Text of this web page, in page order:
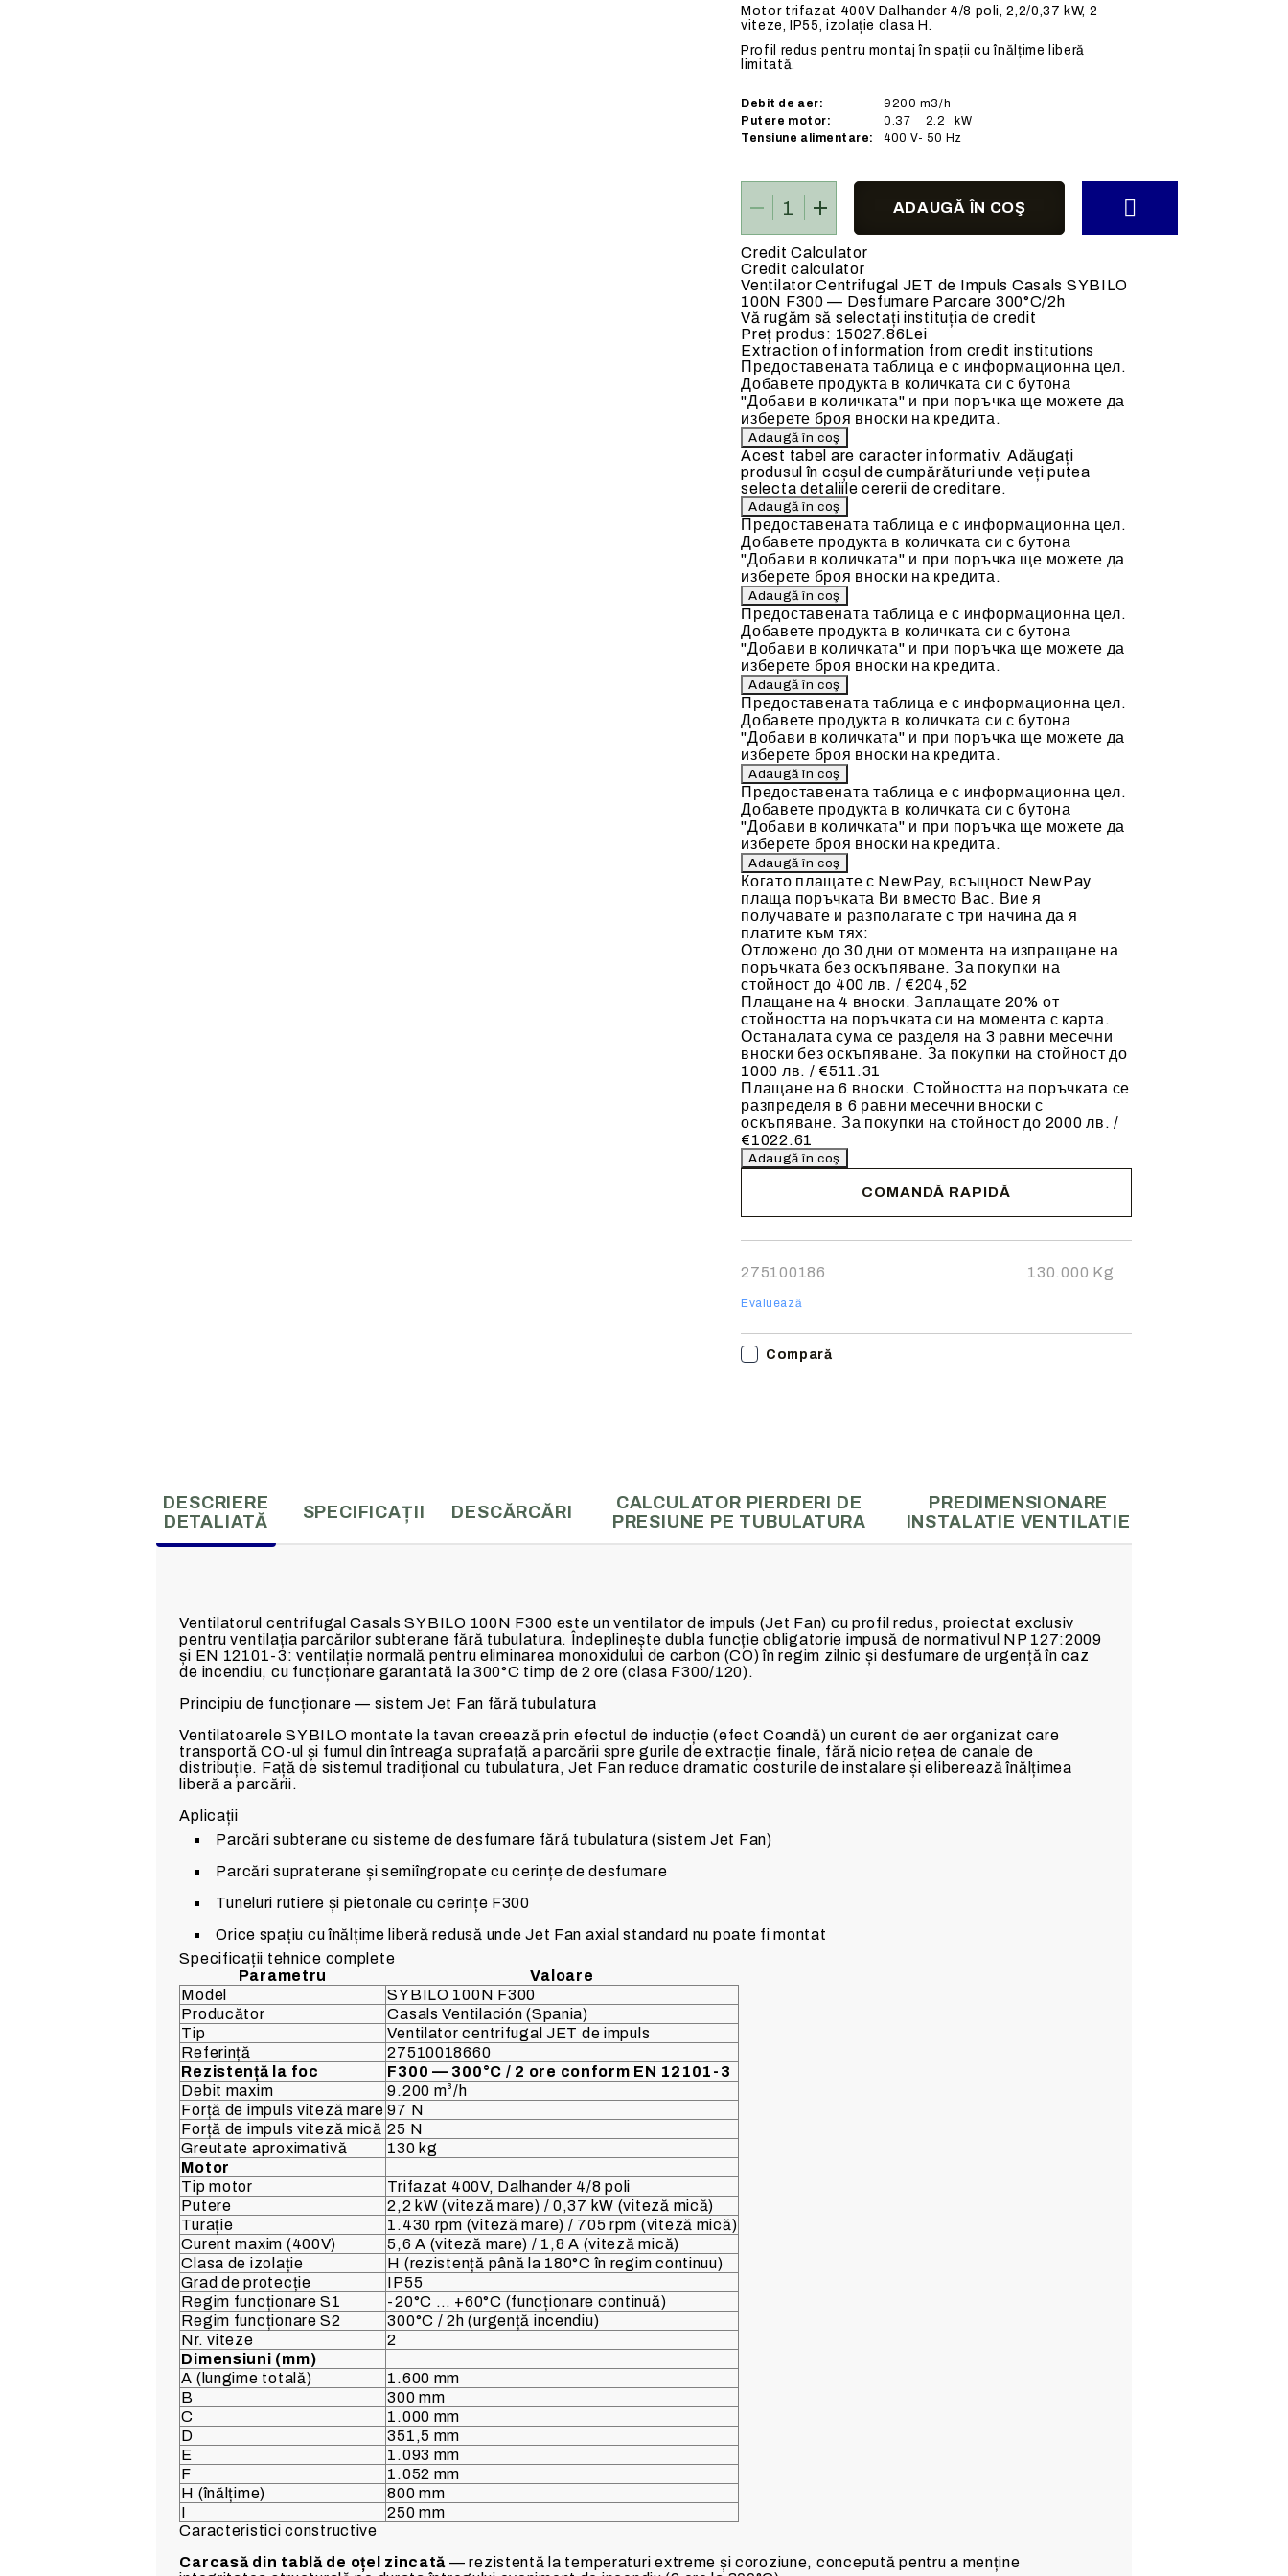
BATERII DE INCALZIRE
Clapete de reglaj
Accesorii si tubulatura
Accesorii ventilatoare
Motor trifazat 400V Dalhander 4/8 poli, 2,2/0,37 kW, 2
viteze, IP55, izolație clasa H.
Profil redus pentru montaj în spații cu înălțime liberă
limitată.
Debit de aer: 9200 m3/h
Putere motor:
0.37 2.2
kW
Tensiune alimentare:
400V- 50 Hz
Credit Calculator
Credit calculator
Ventilator Centrifugal JET de Impuls Casals SYBILO
100N F300 — Desfumare Parcare 300°C/2h
Vă rugăm să selectați instituția de credit
Preț produs: 15027.86Lei
Extraction of information from credit institutions
Предоставената таблица е с информационна цел.
Добавете продукта в количката си с бутона
"Добави в количката" и при поръчка ще можете да
изберете броя вноски на кредита.
Acest tabel are caracter informativ. Adăugați
produsul în coșul de cumpărături unde veți putea
selecta detaliile cererii de creditare.
Предоставената таблица е с информационна цел.
Добавете продукта в количката си с бутона
"Добави в количката" и при поръчка ще можете да
изберете броя вноски на кредита.
Предоставената таблица е с информационна цел.
Добавете продукта в количката си с бутона
"Добави в количката" и при поръчка ще можете да
изберете броя вноски на кредита.
Предоставената таблица е с информационна цел.
Добавете продукта в количката си с бутона
"Добави в количката" и при поръчка ще можете да
изберете броя вноски на кредита.
Предоставената таблица е с информационна цел.
Добавете продукта в количката си с бутона
"Добави в количката" и при поръчка ще можете да
изберете броя вноски на кредита.
Когато плащате с NewPay, всъщност NewPay
плаща поръчката Ви вместо Вас. Вие я
получавате и разполагате с три начина да я
платите към тях:
Отложено до 30 дни от момента на изпращане на
поръчката без оскъпяване. За покупки на
стойност до 400 лв. / €204,52
Плащане на 4 вноски. Заплащате 20% от
стойността на поръчката си на момента с карта.
Останалата сума се разделя на 3 равни месечни
вноски без оскъпяване. За покупки на стойност до
1000 лв. / €511.31
Плащане на 6 вноски. Стойността на поръчката се
разпределя в 6 равни месечни вноски с
оскъпяване. За покупки на стойност до 2000 лв. /
€1022.61
COMANDĂ RAPIDĂ
275100186 130.000 Kg
Evaluează
Compară
DESCRIERE
DETALIATĂ
SPECIFICAȚII DESCĂRCĂRI
CALCULATOR PIERDERI DE
PRESIUNE PE TUBULATURA
PREDIMENSIONARE
INSTALATIE VENTILATIE
Ventilatorul centrifugal Casals SYBILO 100N F300 este un ventilator de impuls (Jet Fan) cu profil redus, proiectat exclusiv
pentru ventilația parcărilor subterane fără tubulatura. Îndeplinește dubla funcție obligatorie impusă de normativul NP 127:2009
și EN 12101-3: ventilație normală pentru eliminarea monoxidului de carbon (CO) în regim zilnic și desfumare de urgență în caz
de incendiu, cu funcționare garantată la 300°C timp de 2 ore (clasa F300/120).
Principiu de funcționare — sistem Jet Fan fără tubulatura
Ventilatoarele SYBILO montate la tavan creează prin efectul de inducție (efect Coandă) un curent de aer organizat care
transportă CO-ul și fumul din întreaga suprafață a parcării spre gurile de extracție finale, fără nicio rețea de canale de
distribuție. Față de sistemul tradițional cu tubulatura, Jet Fan reduce dramatic costurile de instalare și eliberează înălțimea
liberă a parcării.
Aplicații
Parcări subterane cu sisteme de desfumare fără tubulatura (sistem Jet Fan)
Parcări supraterane și semiîngropate cu cerințe de desfumare
Tuneluri rutiere și pietonale cu cerințe F300
Orice spațiu cu înălțime liberă redusă unde Jet Fan axial standard nu poate fi montat
Specificații tehnice complete
Parametru
Valoare
Model
SYBILO 100N F300
Producător
Casals Ventilación (Spania)
Tip
Ventilator centrifugal JET de impuls
Referință
27510018660
Rezistență la foc
F300 — 300°C / 2 ore conform EN 12101-3
Debit maxim
9.200 m³/h
Forță de impuls viteză mare 97 N
Forță de impuls viteză mică 25 N
Greutate aproximativă
130 kg
Motor
Tip motor
Trifazat 400V, Dalhander 4/8 poli
Putere
2,2 kW (viteză mare) / 0,37 kW (viteză mică)
Turație
1.430 rpm (viteză mare) / 705 rpm (viteză mică)
Curent maxim (400V)
5,6 A (viteză mare) / 1,8 A (viteză mică)
Clasa de izolație
H (rezistență până la 180°C în regim continuu)
Grad de protecție
IP55
Regim funcționare S1
-20°C … +60°C (funcționare continuă)
Regim funcționare S2
300°C / 2h (urgență incendiu)
Nr. viteze
2
Dimensiuni (mm)
A (lungime totală)
1.600 mm
B
300 mm
C
1.000 mm
D
351,5 mm
E
1.093 mm
F
1.052 mm
H (înălțime)
800 mm
I
250 mm
Caracteristici constructive
Carcasă din tablă de oțel zincată — rezistentă la temperaturi extreme și coroziune, concepută pentru a menține